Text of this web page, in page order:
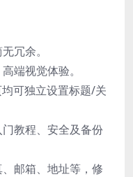
冗余。
端视觉体验。
可独立设置标题/关
教程、安全及备份
邮箱、地址等，修